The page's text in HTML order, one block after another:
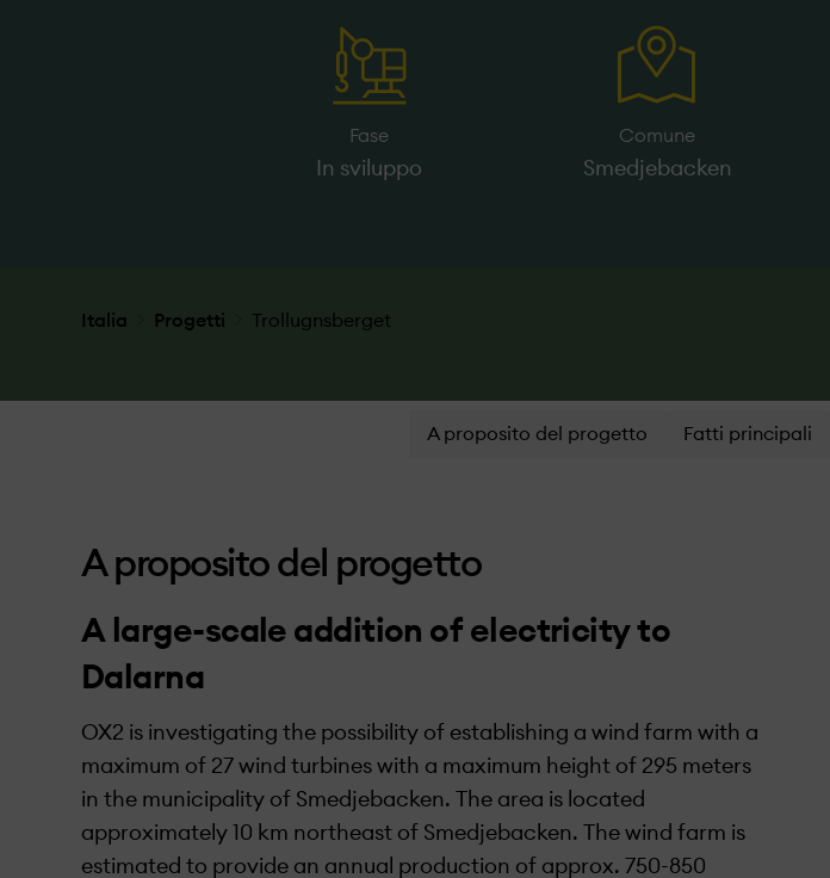
Fase
In sviluppo
Comune
Smedjebacken
Italia Progetti Trollugnsberget
A proposito del progetto Fatti principali
A proposito del progetto
A large-scale addition of electricity to
Dalarna
OX2 is investigating the possibility of establishing a wind farm with a
maximum of 27 wind turbines with a maximum height of 295 meters
in the municipality of Smedjebacken. The area is located
approximately 10 km northeast of Smedjebacken. The wind farm is
estimated to provide an annual production of approx. 750-850